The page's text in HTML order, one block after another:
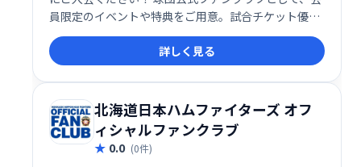
員限定のイベントや特典をご用意。試合チケット優先
購入や、選手との交流機会など、充実した会員サービ
スで、オリックス・バファローズをもっと身近に応援
できます！ 熱い応援を一緒に！
詳しく見る
北海道日本ハムファイターズ オフ
ィシャルファンクラブ
0.0 (0件)